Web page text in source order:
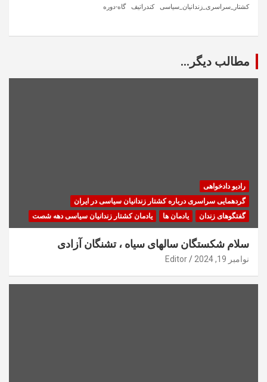
کشتار_سراسری_زندانیان_سیاسی کندراتیف گاه-دوره
مطالب دیگر...
رادیو دادخواهی
گردهمایی سراسری درباره کشتار زندانیان سیاسی در ایران
گفتگوهای زندان
یادمان ها یادمان کشتار زندانیان سیاسی دهه شصت
سلام شکستگان سالهای سیاه ، تشنگان آزادی
نوامبر 19, 2024 Editor